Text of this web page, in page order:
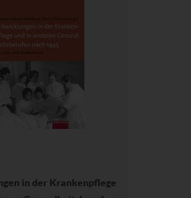
in der Krankenpflege